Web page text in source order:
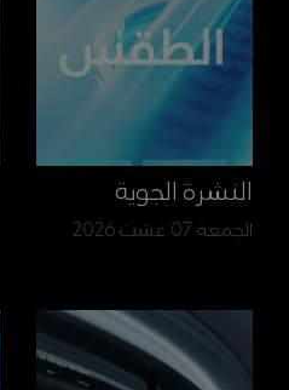
النشرة الجوية
الجمعة 07 غشت 2026